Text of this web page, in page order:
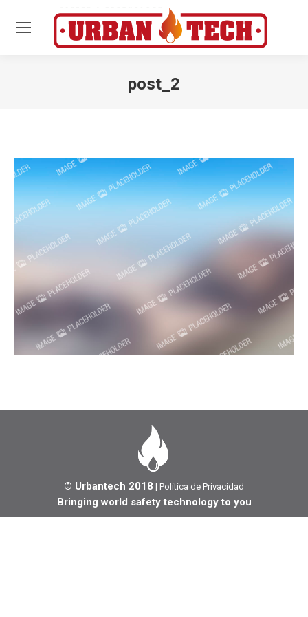
post_2
© Urbantech 2018 | Política de Privacidad
Bringing world safety technology to you